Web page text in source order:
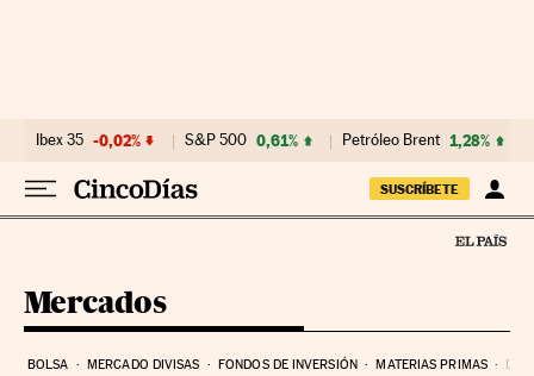
Ibex 35 -0,02% S&P 500 0,61% Petróleo Brent 1,28%
SUSCRÍBETE
Mercados
BOLSA MERCADO DIVISAS FONDOS DE INVERSIÓN MATERIAS PRIMAS